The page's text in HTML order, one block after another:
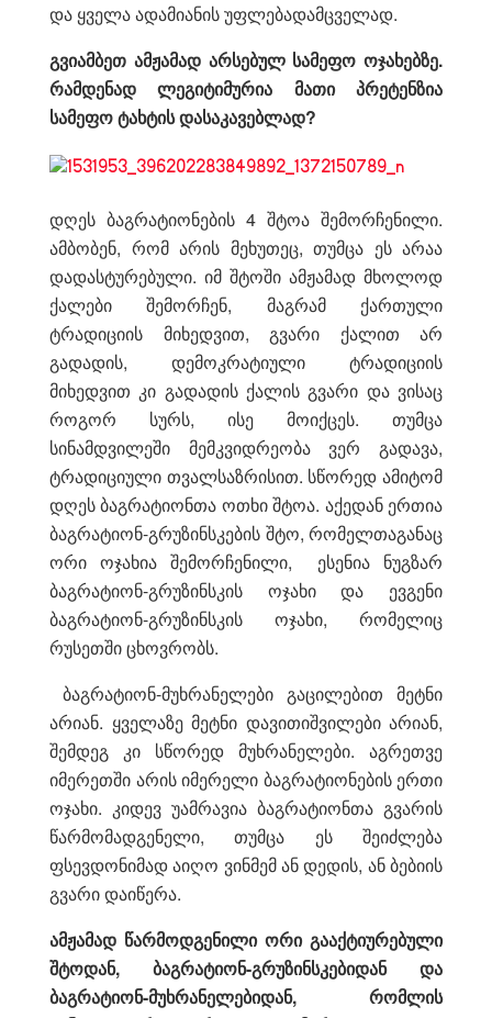
და ყველა ადამიანის უფლებადამცველად.
გვიამბეთ ამჟამად არსებულ სამეფო ოჯახებზე.
რამდენად ლეგიტიმურია მათი პრეტენზია
სამეფო ტახტის დასაკავებლად?
დღეს ბაგრატიონების 4 შტოა შემორჩენილი.
ამბობენ, რომ არის მეხუთეც, თუმცა ეს არაა
დადასტურებული. იმ შტოში ამჟამად მხოლოდ
ქალები შემორჩენ, მაგრამ ქართული
ტრადიციის მიხედვით, გვარი ქალით არ
გადადის, დემოკრატიული ტრადიციის
მიხედვით კი გადადის ქალის გვარი და ვისაც
როგორ სურს, ისე მოიქცეს. თუმცა
სინამდვილეში მემკვიდრეობა ვერ გადავა,
ტრადიციული თვალსაზრისით. სწორედ ამიტომ
დღეს ბაგრატიონთა ოთხი შტოა. აქედან ერთია
ბაგრატიონ-გრუზინსკების შტო, რომელთაგანაც
ორი ოჯახია შემორჩენილი, ესენია ნუგზარ
ბაგრატიონ-გრუზინსკის ოჯახი და ევგენი
ბაგრატიონ-გრუზინსკის ოჯახი, რომელიც
რუსეთში ცხოვრობს.
ბაგრატიონ-მუხრანელები გაცილებით მეტნი
არიან. ყველაზე მეტნი დავითიშვილები არიან,
შემდეგ კი სწორედ მუხრანელები. აგრეთვე
იმერეთში არის იმერელი ბაგრატიონების ერთი
ოჯახი. კიდევ უამრავია ბაგრატიონთა გვარის
წარმომადგენელი, თუმცა ეს შეიძლება
ფსევდონიმად აიღო ვინმემ ან დედის, ან ბებიის
გვარი დაიწერა.
ამჟამად წარმოდგენილი ორი გააქტიურებული
შტოდან, ბაგრატიონ-გრუზინსკებიდან და
ბაგრატიონ-მუხრანელებიდან, რომლის